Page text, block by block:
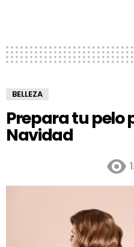
BELLEZA
Prepara tu pelo
Navidad